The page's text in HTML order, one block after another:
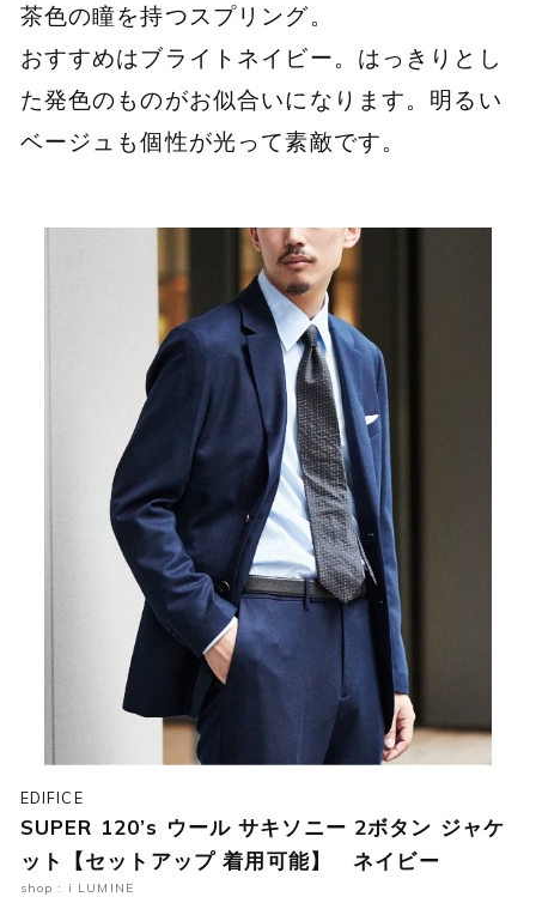
茶色の瞳を持つスプリング。
おすすめはブライトネイビー。はっきりとし
た発色のものがお似合いになります。明るい
ベージュも個性が光って素敵です。
EDIFICE
SUPER 120’s ウール サキソニー 2ボタン ジャケ
ット【セットアップ 着用可能】 ネイビー
shop : i LUMINE